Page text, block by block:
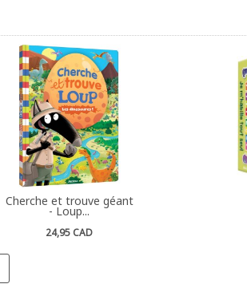
Cherche et trouve géant
- Loup...
24,95 CAD